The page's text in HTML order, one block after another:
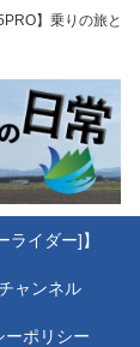
】乗りの旅と
ライダー]】
ャンネル
ーポリシー